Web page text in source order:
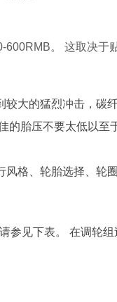
600RMB。 这取决于
大的猛烈冲击，碳
的胎压不要太低以至
格、轮胎选择、轮
参见下表。 在调轮